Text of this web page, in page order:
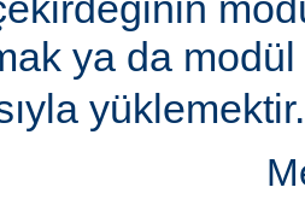
ya da
yüklemektir.